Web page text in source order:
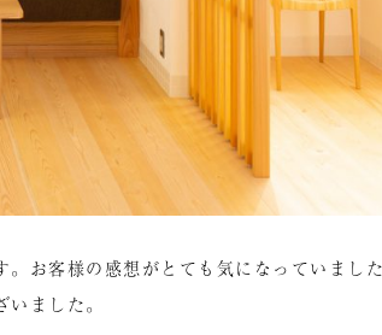
お客様の感想がとても気になっていまし
ました。